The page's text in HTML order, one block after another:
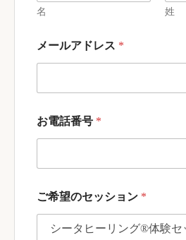
名 姓
メールアドレス *
お電話番号 *
ご希望のセッション *